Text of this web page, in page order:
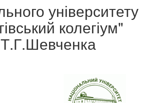
університету
колегіум"